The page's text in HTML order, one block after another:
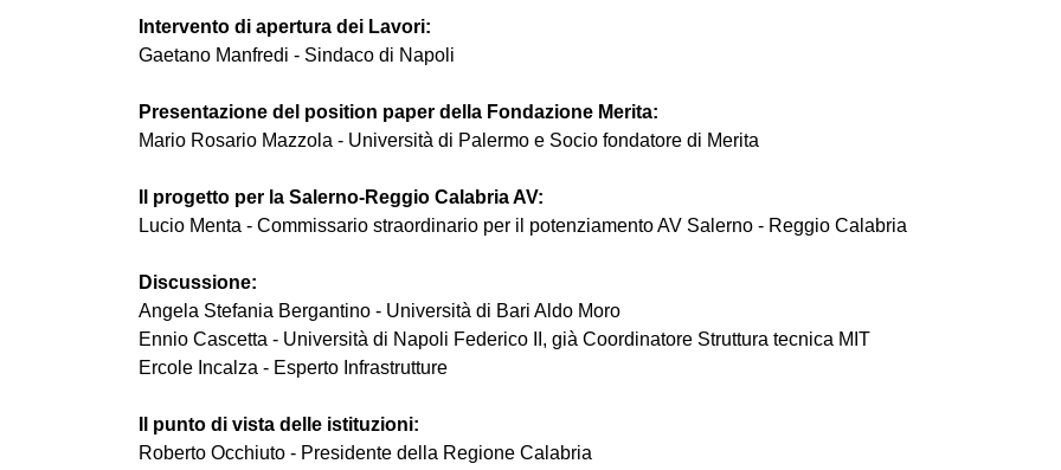
Intervento di apertura dei Lavori:
Gaetano Manfredi - Sindaco di Napoli
Presentazione del position paper della Fondazione Merita:
Mario Rosario Mazzola - Università di Palermo e Socio fondatore di Merita
Il progetto per la Salerno-Reggio Calabria AV:
Lucio Menta - Commissario straordinario per il potenziamento AV Salerno - Reggio Calabria
Discussione:
Angela Stefania Bergantino - Università di Bari Aldo Moro
Ennio Cascetta - Università di Napoli Federico II, già Coordinatore Struttura tecnica MIT
Ercole Incalza - Esperto Infrastrutture
Il punto di vista delle istituzioni:
Roberto Occhiuto - Presidente della Regione Calabria